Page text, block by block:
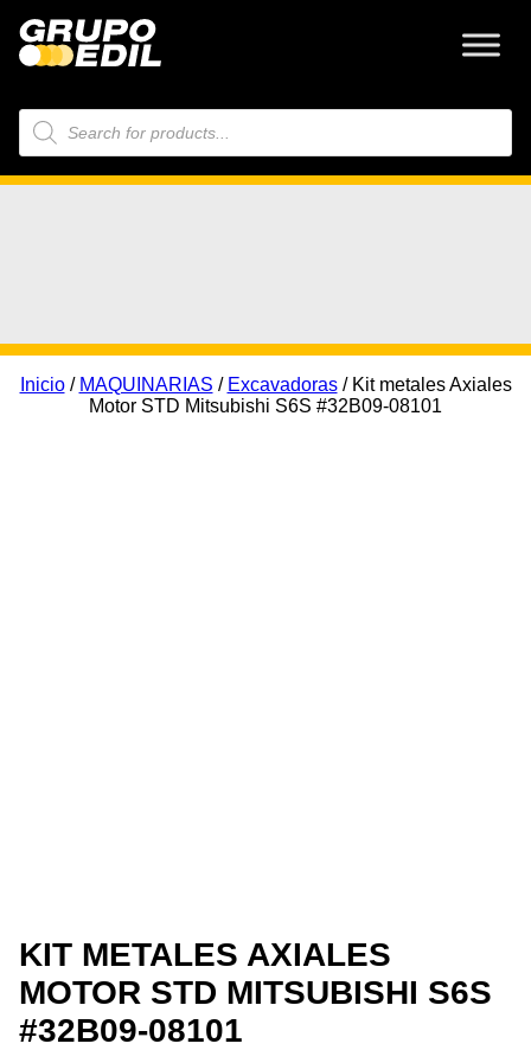
Búsqueda
de
productos
Inicio/ MAQUINARIAS / Excavadoras/ Kit metales Axiales
Motor STD Mitsubishi S6S #32B09-08101
KIT METALES AXIALES
MOTOR STD MITSUBISHI S6S
#32B09-08101